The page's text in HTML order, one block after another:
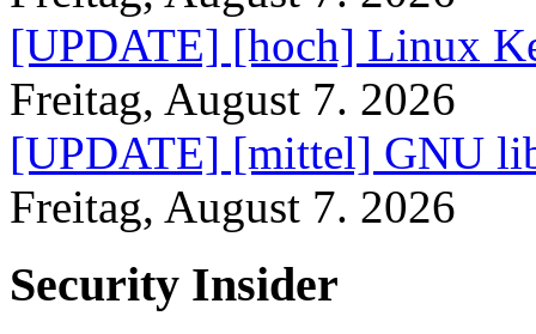
[UPDATE] [hoch] Linux
Freitag, August 7. 2026
[UPDATE] [mittel] GNU
Freitag, August 7. 2026
Security Insider